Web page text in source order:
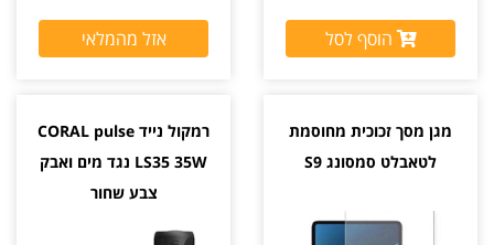
הוסף לסל אזל מהמלאי
מגן מסך זכוכית מחוסמת
לטאבלט סמסונג S9
רמקול נייד CORAL pulse
LS35 35W נגד מים ואבק
צבע שחור